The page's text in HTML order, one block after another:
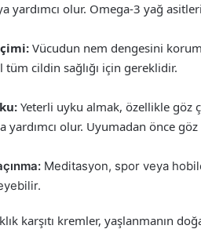
yardımcı olur. Omega-3 yağ
Vücudun nem dengesini
tüm cildin sağlığı için gereklidir.
Yeterli uyku almak, özellikle göz
yardımcı olur. Uyumadan önce
Meditasyon, spor veya
karşıtı kremler, yaşlanmanın